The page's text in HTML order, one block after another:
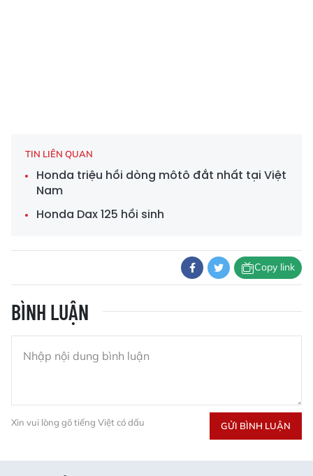
TIN LIÊN QUAN
Honda triệu hồi dòng môtô đắt nhất tại Việt
Nam
Honda Dax 125 hồi sinh
Copy link
BÌNH LUẬN
Xin vui lòng gõ tiếng Việt có dấu GỬI BÌNH LUẬN